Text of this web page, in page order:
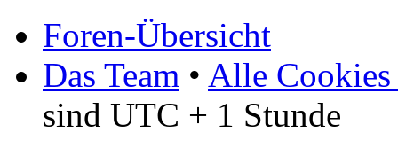
Foren-Übersicht
Das Team • Alle Cookies
sind UTC + 1 Stunde